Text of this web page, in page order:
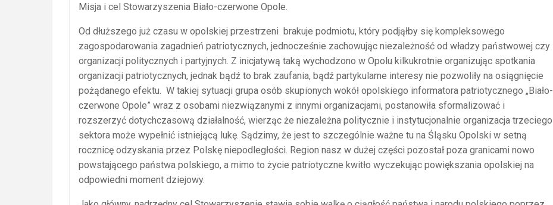
Misja i cel Stowarzyszenia Biało-czerwone Opole.
Od dłuższego już czasu w opolskiej przestrzeni brakuje podmiotu, który podjąłby się kompleksowego
zagospodarowania zagadnień patriotycznych, jednocześnie zachowując niezależność od władzy państwowej czy
organizacji politycznych i partyjnych. Z inicjatywą taką wychodzono w Opolu kilkukrotnie organizując spotkania
organizacji patriotycznych, jednak bądź to brak zaufania, bądź partykularne interesy nie pozwoliły na osiągnięcie
pożądanego efektu. W takiej sytuacji grupa osób skupionych wokół opolskiego informatora patriotycznego „Biało-
czerwone Opole” wraz z osobami niezwiązanymi z innymi organizacjami, postanowiła sformalizować i
rozszerzyć dotychczasową działalność, wierząc że niezależna politycznie i instytucjonalnie organizacja trzeciego
sektora może wypełnić istniejącą lukę. Sądzimy, że jest to szczególnie ważne tu na Śląsku Opolski w setną
rocznicę odzyskania przez Polskę niepodległości. Region nasz w dużej części pozostał poza granicami nowo
powstającego państwa polskiego, a mimo to życie patriotyczne kwitło wyczekując powiększania opolskiej na
odpowiedni moment dziejowy.